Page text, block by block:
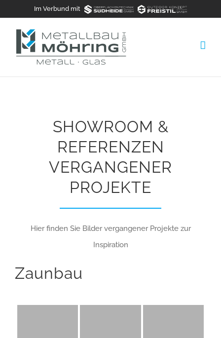
springen
Im Verbund mit
SHOWROOM &
REFERENZEN
VERGANGENER
PROJEKTE
Hier finden Sie Bilder vergangener Projekte zur
Inspiration
Zaunbau